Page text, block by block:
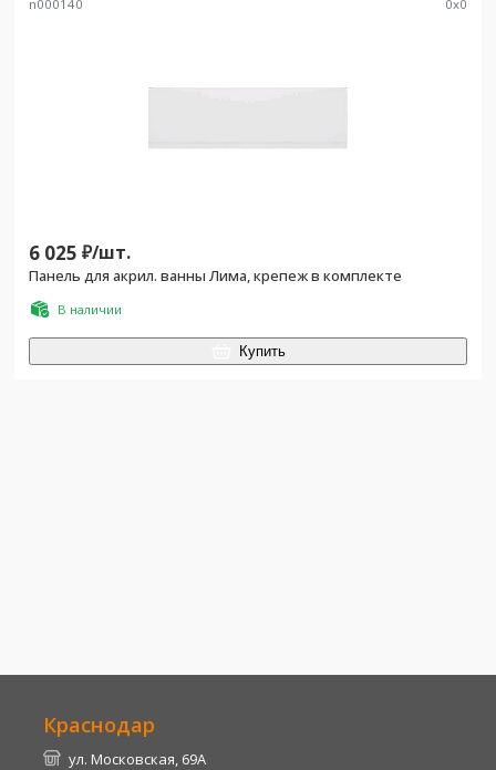
n000140 0x0
6 025 ₽/шт.
Панель для акрил. ванны Лима, крепеж в комплекте
В наличии
Купить
Краснодар
ул. Московская, 69А